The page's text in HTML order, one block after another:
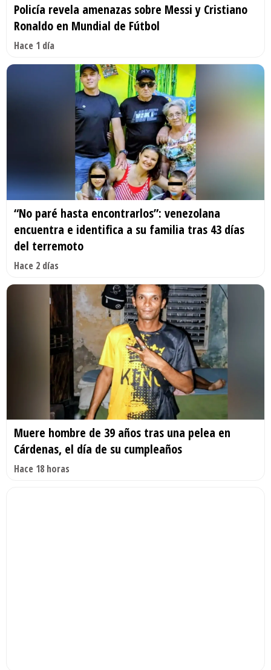
Policía revela amenazas sobre Messi y Cristiano
Ronaldo en Mundial de Fútbol
Hace 1 día
“No paré hasta encontrarlos”: venezolana
encuentra e identifica a su familia tras 43 días
del terremoto
Hace 2 días
Muere hombre de 39 años tras una pelea en
Cárdenas, el día de su cumpleaños
Hace 18 horas